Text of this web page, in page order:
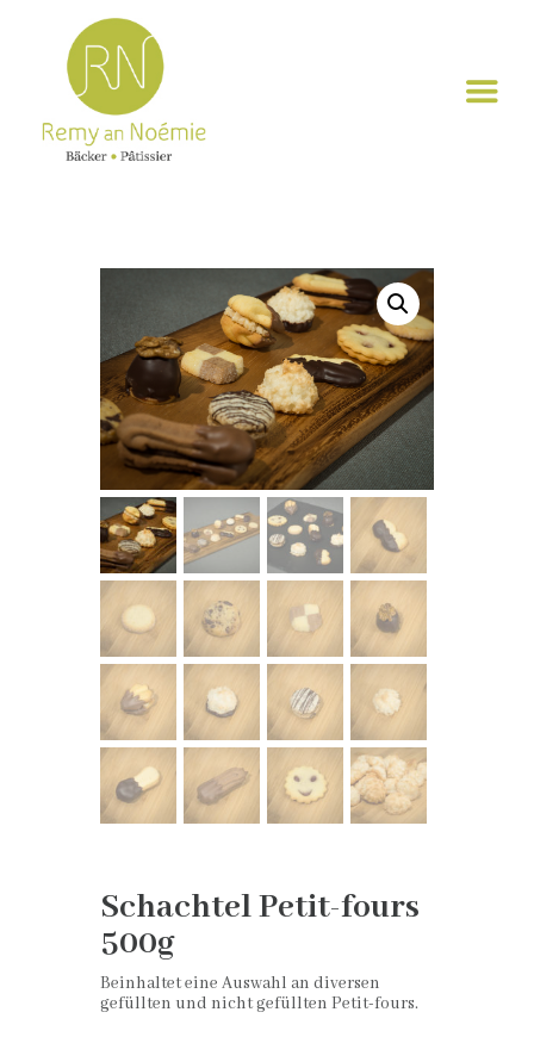
Schachtel Petit-fours
500g
Beinhaltet eine Auswahl an diversen
gefüllten und nicht gefüllten Petit-fours.